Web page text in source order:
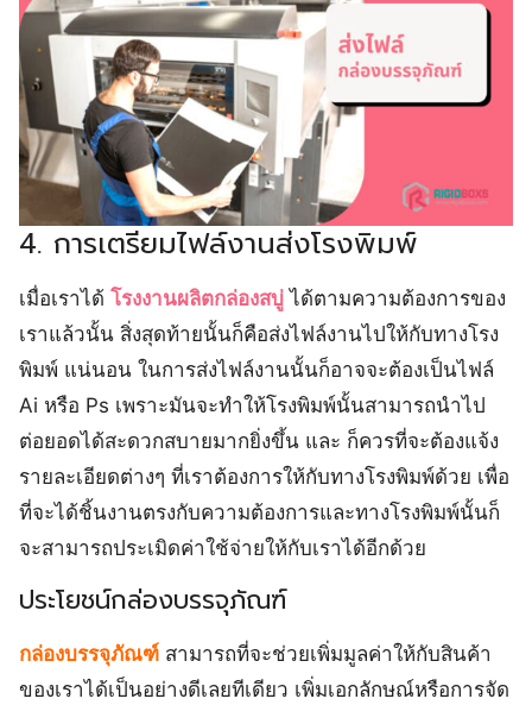
4. การเตรียมไฟล์งานส่งโรงพิมพ์
เมื่อเราได้ โรงงานผลิตกล่องสบู่ ได้ตามความต้องการของ
เราแล้วนั้น สิ่งสุดท้ายนั้นก็คือส่งไฟล์งานไปให้กับทางโรง
พิมพ์ แน่นอน ในการส่งไฟล์งานนั้นก็อาจจะต้องเป็นไฟล์
Ai หรือ Ps เพราะมันจะทำให้โรงพิมพ์นั้นสามารถนำไป
ต่อยอดได้สะดวกสบายมากยิ่งขึ้น และ ก็ควรที่จะต้องแจ้ง
รายละเอียดต่างๆ ที่เราต้องการให้กับทางโรงพิมพ์ด้วย เพื่อ
ที่จะได้ชิ้นงานตรงกับความต้องการและทางโรงพิมพ์นั้นก็
จะสามารถประเมิดค่าใช้จ่ายให้กับเราได้อีกด้วย
ประโยชน์กล่องบรรจุภัณฑ์
กล่องบรรจุภัณฑ์ สามารถที่จะช่วยเพิ่มมูลค่าให้กับสินค้า
ของเราได้เป็นอย่างดีเลยทีเดียว เพิ่มเอกลักษณ์หรือการจัด